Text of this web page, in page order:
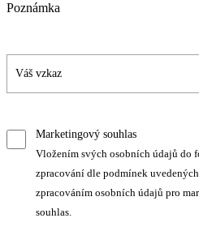
Poznámka
Marketingový souhlas
Vložením svých osobních údajů do
zpracování dle podmínek uvedených
zpracováním osobních údajů pro
souhlas.